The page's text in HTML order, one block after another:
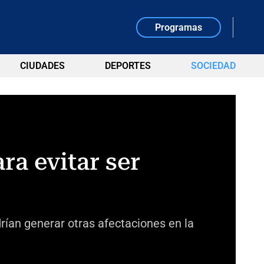
Programas
CIUDADES DEPORTES SOCIEDAD
evitar ser
generar otras afectaciones en la